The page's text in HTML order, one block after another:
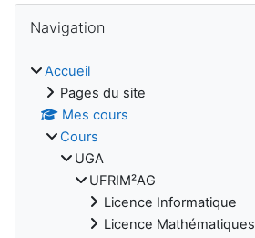
Navigation
Accueil
Pages du site
Mes cours
Cours
UGA
UFRIM²AG
Licence Informatique
Licence Mathématiques